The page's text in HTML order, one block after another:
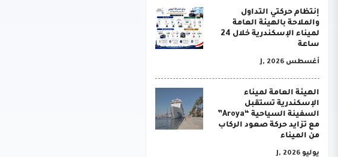
إنتظام حركتي التداول
والملاحة بالهيئة العامة
لميناء الإسكندرية خلال 24
ساعة
أغسطس J, 2026
الهيئة العامة لميناء
الإسكندرية تستقبل
السفينة السياحية “Aroya”
مع تزايد حركة صعود الركاب
من الميناء
يوليو J, 2026